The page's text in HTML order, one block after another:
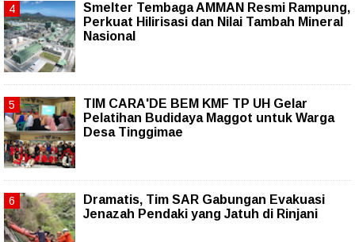
Smelter Tembaga AMMAN Resmi Rampung,
Perkuat Hilirisasi dan Nilai Tambah Mineral
Nasional
TIM CARA'DE BEM KMF TP UH Gelar
Pelatihan Budidaya Maggot untuk Warga
Desa Tinggimae
Dramatis, Tim SAR Gabungan Evakuasi
Jenazah Pendaki yang Jatuh di Rinjani